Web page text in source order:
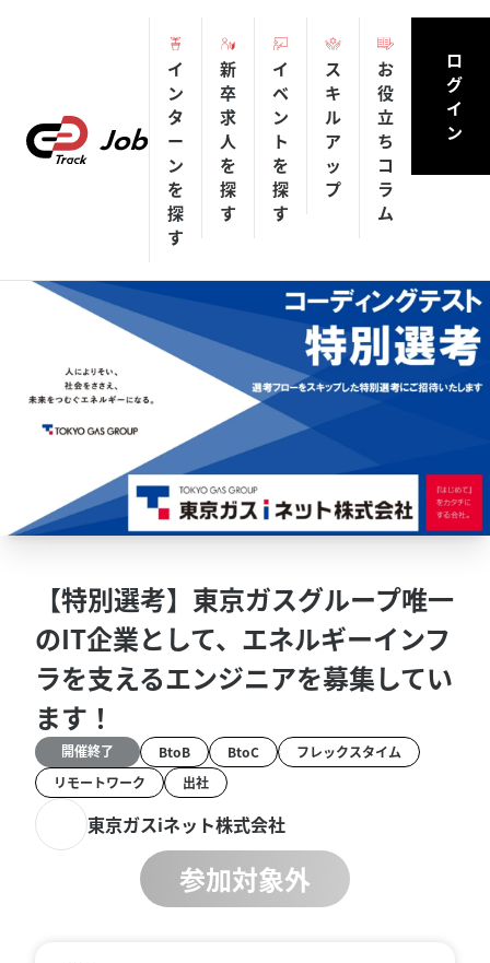
イ
ン
タ
ー
ン
を
探
す
新
卒
求
人
を
探
す
イ
ベ
ン
ト
を
探
す
ス
キ
ル
ア
ッ
プ
お
役
立
ち
コ
ラ
ム
ロ
グ
イ
ン
【特別選考】東京ガスグループ唯一
のIT企業として、エネルギーインフ
ラを支えるエンジニアを募集してい
ます！
開催終了 BtoB BtoC
フレックスタイム
リモートワーク
出社
東京ガスiネット株式会社
参加対象外